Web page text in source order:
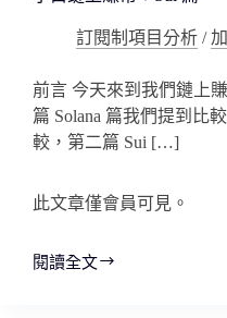
訂閱制項目分析 /
前言 今天來到我們鏈上
篇 Solana 篇我們提到比
較，第二篇 Sui […]
此文章僅會員可見。
閱讀全文
小